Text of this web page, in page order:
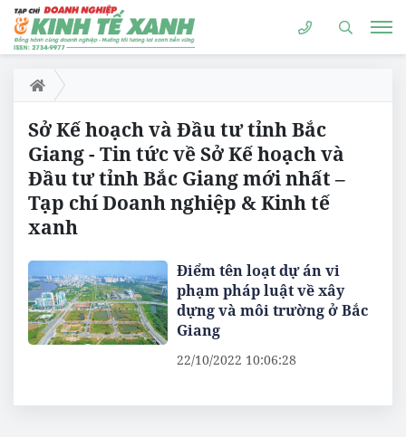
Sở Kế hoạch và Đầu tư tỉnh Bắc
Giang - Tin tức về Sở Kế hoạch và
Đầu tư tỉnh Bắc Giang mới nhất –
Tạp chí Doanh nghiệp & Kinh tế
xanh
Điểm tên loạt dự án vi
phạm pháp luật về xây
dựng và môi trường ở Bắc
Giang
22/10/2022 10:06:28